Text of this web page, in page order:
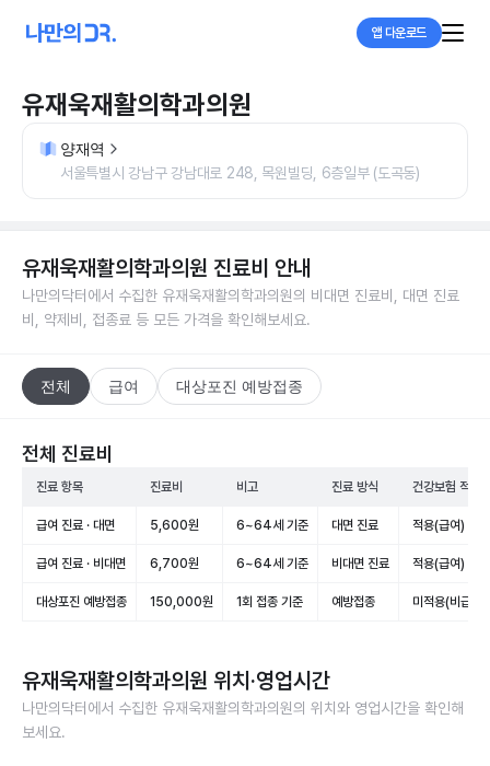
앱 다운로드
유재욱재활의학과의원
양재역
서울특별시 강남구 강남대로 248, 목원빌딩, 6층일부 (도곡동)
유재욱재활의학과의원 진료비 안내
나만의닥터에서 수집한 유재욱재활의학과의원의 비대면 진료비, 대면 진료
비, 약제비, 접종료 등 모든 가격을 확인해보세요.
전체 급여 대상포진 예방접종
전체 진료비
진료 항목 진료비 비고 진료 방식 건강보험 적용
급여 진료 · 대면 5,600원 6~64세 기준 대면 진료 적용(급여)
급여 진료 · 비대면 6,700원 6~64세 기준 비대면 진료 적용(급여)
대상포진 예방접종 150,000원 1회 접종 기준 예방접종 미적용(비급여)
유재욱재활의학과의원 위치·영업시간
나만의닥터에서 수집한 유재욱재활의학과의원의 위치와 영업시간을 확인해
보세요.